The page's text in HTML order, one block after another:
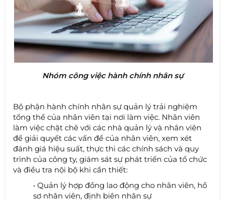
Nhóm công việc hành chính nhân sự
Bộ phận hành chính nhân sự quản lý trải nghiệm
tổng thể của nhân viên tại nơi làm việc. Nhân viên
làm việc chặt chẽ với các nhà quản lý và nhân viên
để giải quyết các vấn đề của nhân viên, xem xét
đánh giá hiệu suất, thực thi các chính sách và quy
trình của công ty, giám sát sự phát triển của tổ chức
và điều tra nội bộ khi cần thiết:
• Quản lý hợp đồng lao động cho nhân viên, hồ
sơ nhân viên, định biên nhân sự